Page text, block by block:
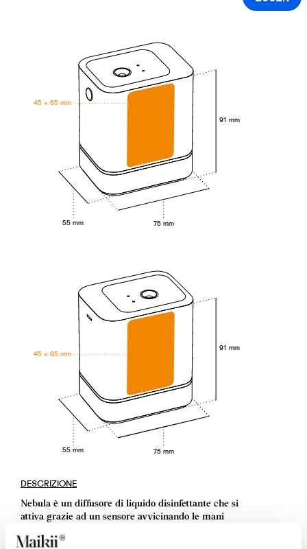
55 mm
91 mm
75 mm
45 × 65 mm
55 mm
91 mm
75 mm
45 × 65 mm
DESCRIZIONE
Nebula è un diffusore di liquido disinfettante che si
attiva grazie ad un sensore avvicinando le mani
contenitore da 45ml inserito in una scocca in plastica